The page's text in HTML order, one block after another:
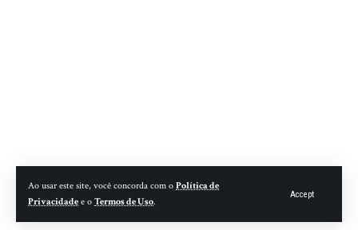
Ao usar este site, você concorda com o Política de
Privacidade e o Termos de Uso.
Accept